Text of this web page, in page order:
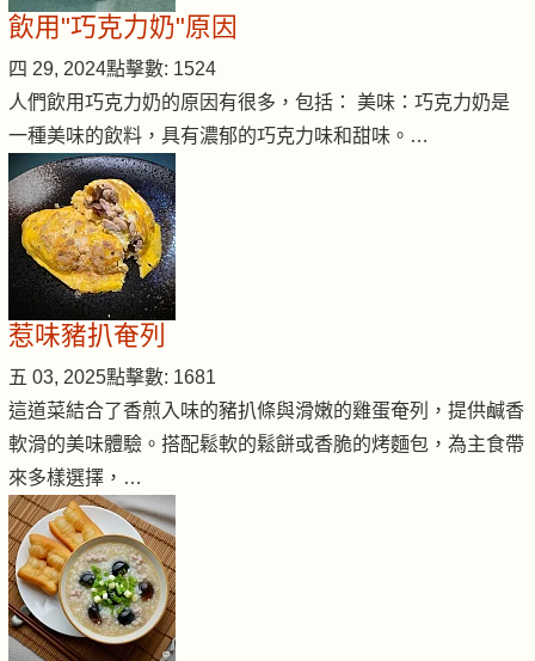
飲用"巧克力奶"原因
四 29, 2024點擊數: 1524
人們飲用巧克力奶的原因有很多，包括： 美味：巧克力奶是
一種美味的飲料，具有濃郁的巧克力味和甜味。…
惹味豬扒奄列
五 03, 2025點擊數: 1681
這道菜結合了香煎入味的豬扒條與滑嫩的雞蛋奄列，提供鹹香
軟滑的美味體驗。搭配鬆軟的鬆餅或香脆的烤麵包，為主食帶
來多樣選擇，…